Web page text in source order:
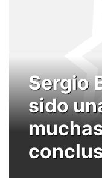
Sergio
sido